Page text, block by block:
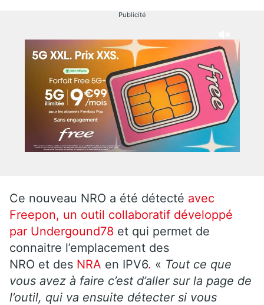
Publicité
Ce nouveau NRO a été détecté avec
Freepon, un outil collaboratif développé
par Undergound78 et qui permet de
connaitre l’emplacement des
NRO et des NRA en IPV6. « Tout ce que
vous avez à faire c’est d’aller sur la page de
l’outil, qui va ensuite détecter si vous